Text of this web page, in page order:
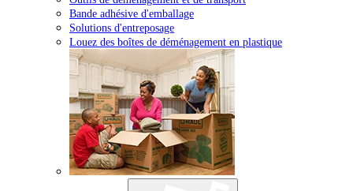
Bande adhésive d'emballage
Solutions d'entreposage
Louez des boîtes de déménagement en plastique